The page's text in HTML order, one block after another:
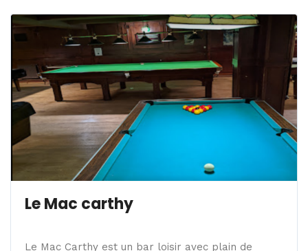
Le Mac carthy
Le Mac Carthy est un bar loisir avec plain de